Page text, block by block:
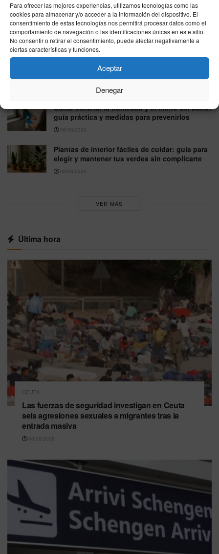
Para ofrecer las mejores experiencias, utilizamos tecnologías como las
cookies para almacenar y/o acceder a la información del dispositivo. El
consentimiento de estas tecnologías nos permitirá procesar datos como el
comportamiento de navegación o las identificaciones únicas en este sitio.
No consentir o retirar el consentimiento, puede afectar negativamente a
ciertas características y funciones.
Aceptar
Denegar
08/08/2026
Consejos para dormir mejor según la ciencia:
hábitos que sí funcionan
08/08/2026
Trucos sencillos para que los alimentos duren
más frescos: guía práctica para casa
Cómo eliminar la humedad y el moho del baño:
guía práctica y medidas para prevenirlos
08/08/2026
Plantas de interior fáciles de cuidar: guía para
elegir y mantener tus verdes sin complicarte
08/08/2026
VER MÁS
Última hora
CEUTA
Las fuerzas de seguridad investigan en Ceuta
seis agresiones sexuales a migrantes tras la
entrada masiva
08/08/2026